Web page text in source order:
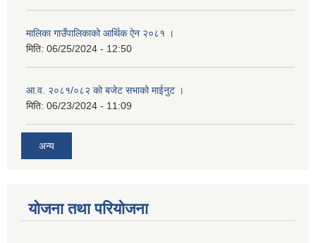
मालिका गाउँपालिकाको आर्थिक ऐन २०८१ ।
मिति: 06/25/2024 - 12:50
आ.व. २०८१/०८२ को बजेट सभाको माईनुट ।
मिति: 06/23/2024 - 11:09
अन्य
योजना तथा परियोजना